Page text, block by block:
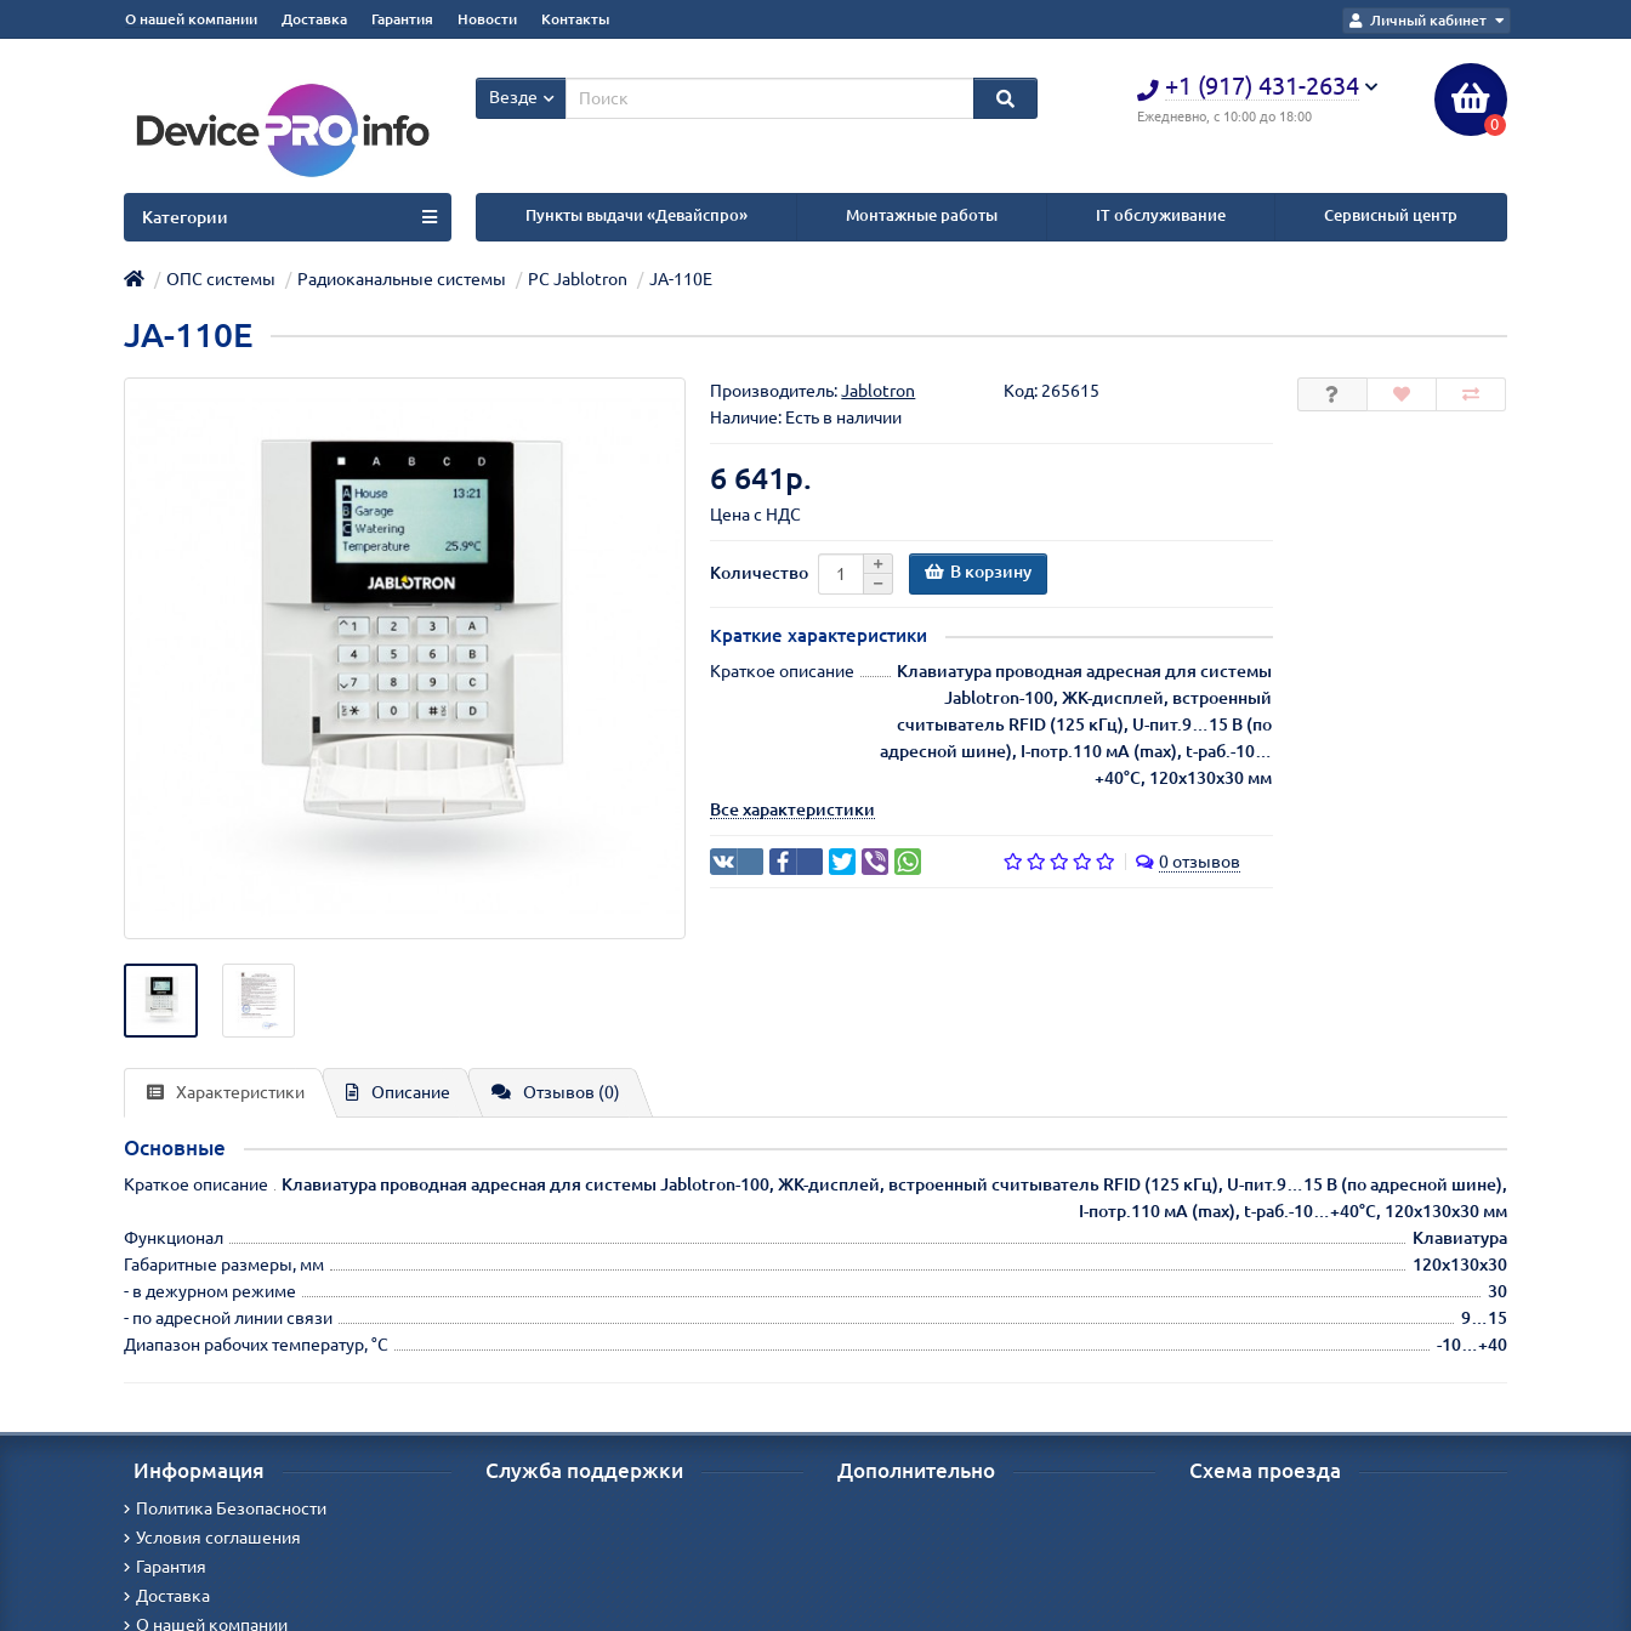
Личный кабинет
О нашей компании Доставка Гарантия Новости Контакты
+1 (917) 431-2634
Ежедневно, с 10:00 до 18:00 0
Везде
Пункты выдачи «Девайспро» Монтажные работы IT обслуживание Сервисный центр
Категории
ОПС системы Радиоканальные системы РС Jablotron JA-110E
JA-110E
Производитель:Jablotron Код: 265615
Наличие: Есть в наличии
6 641р.
Цена с НДС
Количество В корзину
Краткие характеристики
Краткое описание
Клавиатура проводная адресная для системы
Jablotron-100, ЖК-дисплей, встроенный
считыватель RFID (125 кГц), U-пит.9…15 В (по
адресной шине), I-потр.110 мА (max), t-раб.-10…
+40°С, 120x130x30 мм
Все характеристики
0 отзывов
Характеристики Описание Отзывов (0)
Основные
Краткое описание
Клавиатура проводная адресная для системы Jablotron-100, ЖК-дисплей, встроенный считыватель RFID (125 кГц), U-пит.9…15 В (по адресной шине),
I-потр.110 мА (max), t-раб.-10…+40°С, 120x130x30 мм
Функционал
Клавиатура
Габаритные размеры, мм
120х130х30
- в дежурном режиме
30
- по адресной линии связи
9…15
Диапазон рабочих температур, °С
-10…+40
Информация
Политика Безопасности
Условия соглашения
Гарантия
Доставка
О нашей компании
Служба поддержки Дополнительно Схема проезда